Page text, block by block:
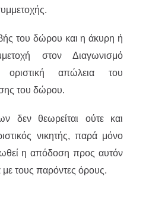
του δώρου και η άκυρη ή
στον Διαγωνισμό
οριστική απώλεια του
του δώρου.
δεν θεωρείται ούτε και
νικητής, παρά μόνο
η απόδοση προς αυτόν
τους παρόντες όρους.